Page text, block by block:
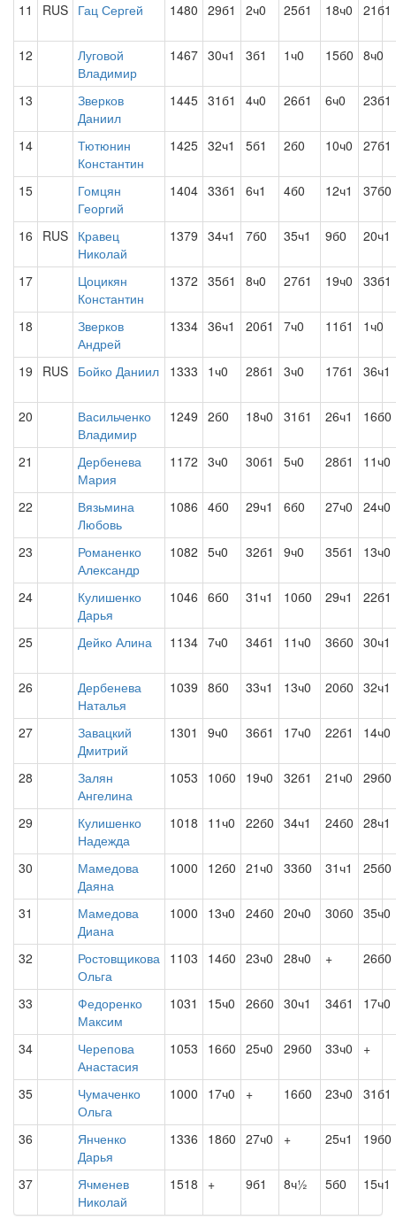
11 RUS Гац Сергей 1480 29б1 2ч0 25б1 18ч0 21б1
12
Луговой
Владимир
1467 30ч1 3б1 1ч0 15б0 8ч0
13
Зверков
Даниил
1445 31б1 4ч0 26б1 6ч0 23б1
14
Тютюнин
Константин
1425 32ч1 5б1 2б0 10ч0 27б1
15
Гомцян
Георгий
1404 33б1 6ч1 4б0 12ч1 37б0
16 RUS Кравец
Николай
1379 34ч1 7б0 35ч1 9б0 20ч1
17
Цоцикян
Константин
1372 35б1 8ч0 27б1 19ч0 33б1
18
Зверков
Андрей
1334 36ч1 20б1 7ч0 11б1 1ч0
19 RUS Бойко Даниил 1333 1ч0 28б1 3ч0 17б1 36ч1
20
Васильченко
Владимир
1249 2б0 18ч0 31б1 26ч1 16б0
21
Дербенева
Мария
1172 3ч0 30б1 5ч0 28б1 11ч0
22
Вязьмина
Любовь
1086 4б0 29ч1 6б0 27ч0 24ч0
23
Романенко
Александр
1082 5ч0 32б1 9ч0 35б1 13ч0
24
Кулишенко
Дарья
1046 6б0 31ч1 10б0 29ч1 22б1
25 Дейко Алина 1134 7ч0 34б1 11ч0 36б0 30ч1
26
Дербенева
Наталья
1039 8б0 33ч1 13ч0 20б0 32ч1
27
Завацкий
Дмитрий
1301 9ч0 36б1 17ч0 22б1 14ч0
28
Залян
Ангелина
1053 10б0 19ч0 32б1 21ч0 29б0
29
Кулишенко
Надежда
1018 11ч0 22б0 34ч1 24б0 28ч1
30
Мамедова
Даяна
1000 12б0 21ч0 33б0 31ч1 25б0
31
Мамедова
Диана
1000 13ч0 24б0 20ч0 30б0 35ч0
32
Ростовщикова
Ольга
1103 14б0 23ч0 28ч0 + 26б0
33
Федоренко
Максим
1031 15ч0 26б0 30ч1 34б1 17ч0
34
Черепова
Анастасия
1053 16б0 25ч0 29б0 33ч0 +
35
Чумаченко
Ольга
1000 17ч0 + 16б0 23ч0 31б1
36
Янченко
Дарья
1336 18б0 27ч0 + 25ч1 19б0
37
Ячменев
Николай
1518 + 9б1 8ч½ 5б0 15ч1